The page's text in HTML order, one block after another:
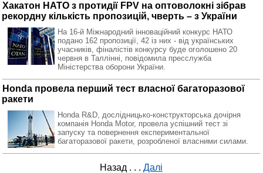
Хакатон НАТО з протидії FPV на оптоволокні зібрав
рекордну кількість пропозицій, чверть – з України
На 16-й Міжнародний інноваційний конкурс НАТО
подано 162 пропозиції, 42 із них - від українських
учасників, фіналістів конкурсу буде оголошено 20
червня в Таллінні, повідомила пресслужба
Міністерства оборони України.
Honda провела перший тест власної багаторазової
ракети
Honda R&D, дослідницько-конструкторська дочірня
компанія Honda Motor, провела успішний тест зі
запуску та повернення експериментальної
багаторазової ракети, розробленої власними силами.
Назад . . . Далі